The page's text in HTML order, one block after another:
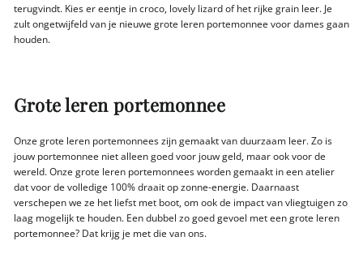
terugvindt. Kies er eentje in croco, lovely lizard of het rijke grain leer. Je
zult ongetwijfeld van je nieuwe grote leren portemonnee voor dames gaan
houden.
Grote leren portemonnee
Onze grote leren portemonnees zijn gemaakt van duurzaam leer. Zo is
jouw portemonnee niet alleen goed voor jouw geld, maar ook voor de
wereld. Onze grote leren portemonnees worden gemaakt in een atelier
dat voor de volledige 100% draait op zonne-energie. Daarnaast
verschepen we ze het liefst met boot, om ook de impact van vliegtuigen zo
laag mogelijk te houden. Een dubbel zo goed gevoel met een grote leren
portemonnee? Dat krijg je met die van ons.